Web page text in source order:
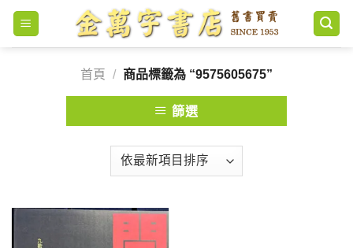
Skip
content
首頁
/ 商品標籤為 “9575605675”
篩選